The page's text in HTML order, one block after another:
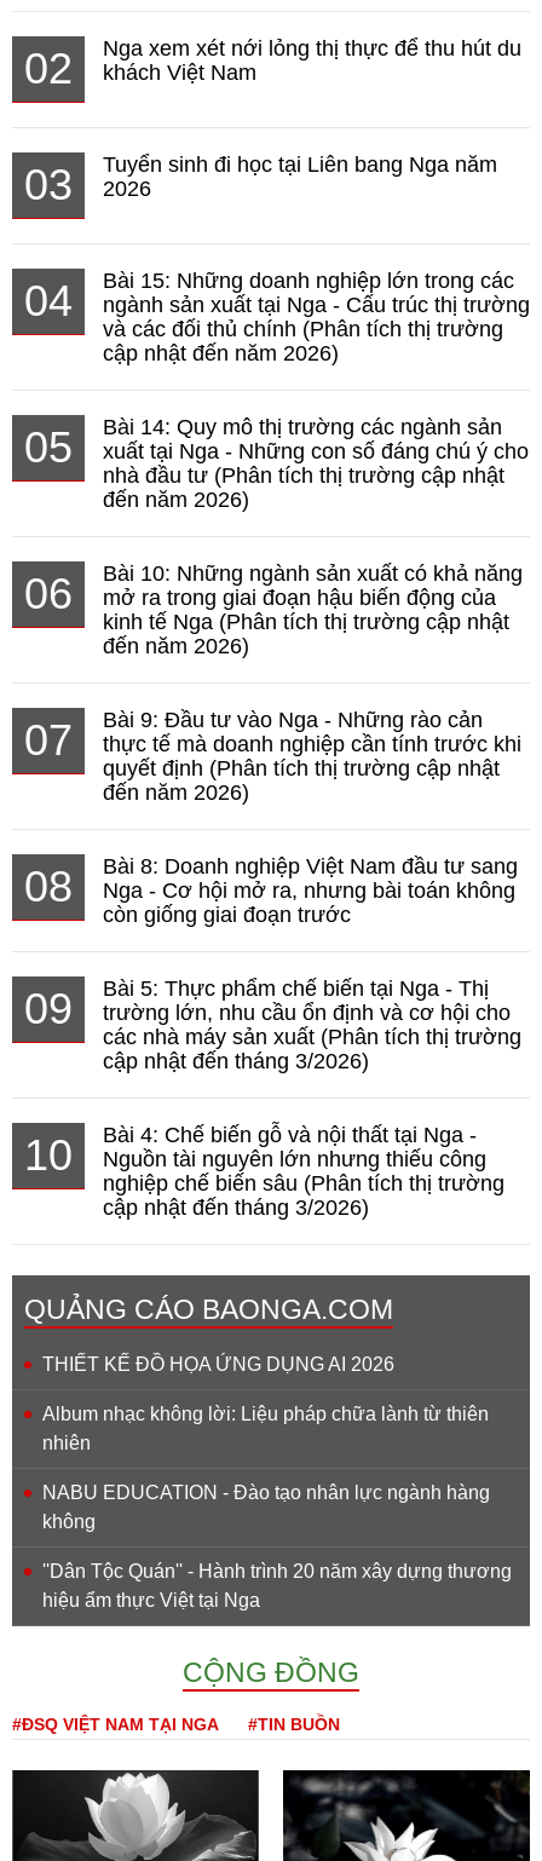
02
Nga xem xét nới lỏng thị thực để thu hút du
khách Việt Nam
03
Tuyển sinh đi học tại Liên bang Nga năm
2026
04
Bài 15: Những doanh nghiệp lớn trong các
ngành sản xuất tại Nga - Cấu trúc thị trường
và các đối thủ chính (Phân tích thị trường
cập nhật đến năm 2026)
05
Bài 14: Quy mô thị trường các ngành sản
xuất tại Nga - Những con số đáng chú ý cho
nhà đầu tư (Phân tích thị trường cập nhật
đến năm 2026)
06
Bài 10: Những ngành sản xuất có khả năng
mở ra trong giai đoạn hậu biến động của
kinh tế Nga (Phân tích thị trường cập nhật
đến năm 2026)
07
Bài 9: Đầu tư vào Nga - Những rào cản
thực tế mà doanh nghiệp cần tính trước khi
quyết định (Phân tích thị trường cập nhật
đến năm 2026)
08
Bài 8: Doanh nghiệp Việt Nam đầu tư sang
Nga - Cơ hội mở ra, nhưng bài toán không
còn giống giai đoạn trước
09
Bài 5: Thực phẩm chế biến tại Nga - Thị
trường lớn, nhu cầu ổn định và cơ hội cho
các nhà máy sản xuất (Phân tích thị trường
cập nhật đến tháng 3/2026)
10
Bài 4: Chế biến gỗ và nội thất tại Nga -
Nguồn tài nguyên lớn nhưng thiếu công
nghiệp chế biến sâu (Phân tích thị trường
cập nhật đến tháng 3/2026)
QUẢNG CÁO BAONGA.COM
THIẾT KẾ ĐỒ HỌA ỨNG DỤNG AI 2026
Album nhạc không lời: Liệu pháp chữa lành từ thiên
nhiên
NABU EDUCATION - Đào tạo nhân lực ngành hàng
không
''Dân Tộc Quán'' - Hành trình 20 năm xây dựng thương
hiệu ẩm thực Việt tại Nga
CỘNG ĐỒNG
#ĐSQ VIỆT NAM TẠI NGA #TIN BUỒN